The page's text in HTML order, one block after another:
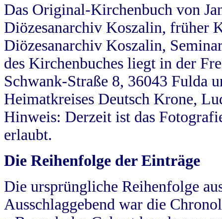
Das Original-Kirchenbuch von
Diözesanarchiv Koszalin, früher
Diözesanarchiv Koszalin,
des Kirchenbuches liegt in der
Schwank-Straße 8, 36043 Fulda
Heimatkreises Deutsch Krone,
Hinweis: Derzeit ist das
erlaubt.
Die Reihenfolge der Einträge
Die ursprüngliche Reihenfolge
Ausschlaggebend war die